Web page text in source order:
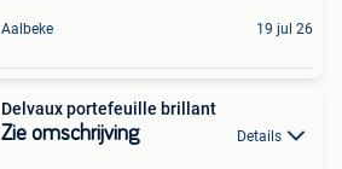
Aalbeke 19 jul 26
Delvaux portefeuille brillant
Zie omschrijving Details